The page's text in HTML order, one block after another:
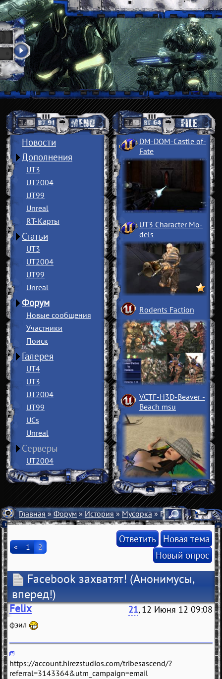
Новости
Дополнения
UT3
UT2004
UT99
Unreal
RT-Карты
Статьи
UT3
UT2004
UT99
Unreal
Форум
Новые сообщения
Участники
Поиск
Галерея
UT4
UT3
UT2004
UT99
UCs
Unreal
Серверы
UT2004
DM-DOM-Castle of­
Fate
UT3 Character Mo­
dels
Rodents Faction
VCTF-H3D-Beaver ­
Beach msu
Главная»Форум»История»Мусорка» Facebook
« 1 2
Ответить Новая тема
Новый опрос
Facebook захватят! (Анонимусы,
вперед!)
Felix 21, 12 Июня 12 09:08
фэил
https://account.hirezstudios.com/tribesascend/?
referral=3143364&utm_campaign=email